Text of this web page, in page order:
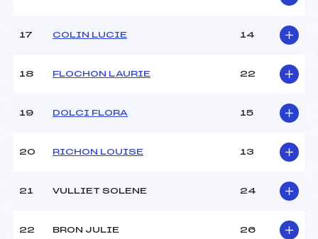
17 COLIN LUCIE 14
18 FLOCHON LAURIE 22
19 DOLCI FLORA 15
20 RICHON LOUISE 13
21 VULLIET SOLENE 24
22 BRON JULIE 26